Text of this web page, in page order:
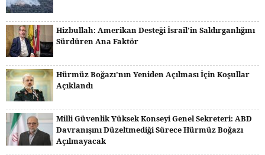
Hizbullah: Amerikan Desteği İsrail'in Saldırganlığını
Sürdüren Ana Faktör
Hürmüz Boğazı'nın Yeniden Açılması İçin Koşullar
Açıklandı
Milli Güvenlik Yüksek Konseyi Genel Sekreteri: ABD
Davranışını Düzeltmediği Sürece Hürmüz Boğazı
Açılmayacak